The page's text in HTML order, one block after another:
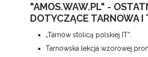
"AMOS.WAW.PL" -
DOTYCZĄCE TARNOWA I
„Tarnów stolicą polskiej IT”.
Tarnowska lekcja wzorowej